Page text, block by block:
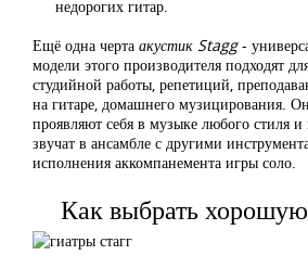
недорогих гитар.
Ещё одна черта акустик Stagg-
модели этого производителя подходят
студийной работы, репетиций,
на гитаре, домашнего музицирования.
проявляют себя в музыке любого стиля и
звучат в ансамбле с другими
исполнения аккомпанемента игры соло.
Как выбрать